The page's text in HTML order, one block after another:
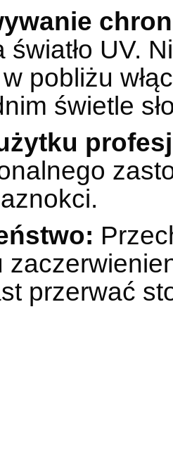
światło UV.
pobliżu
świetle
przerwać